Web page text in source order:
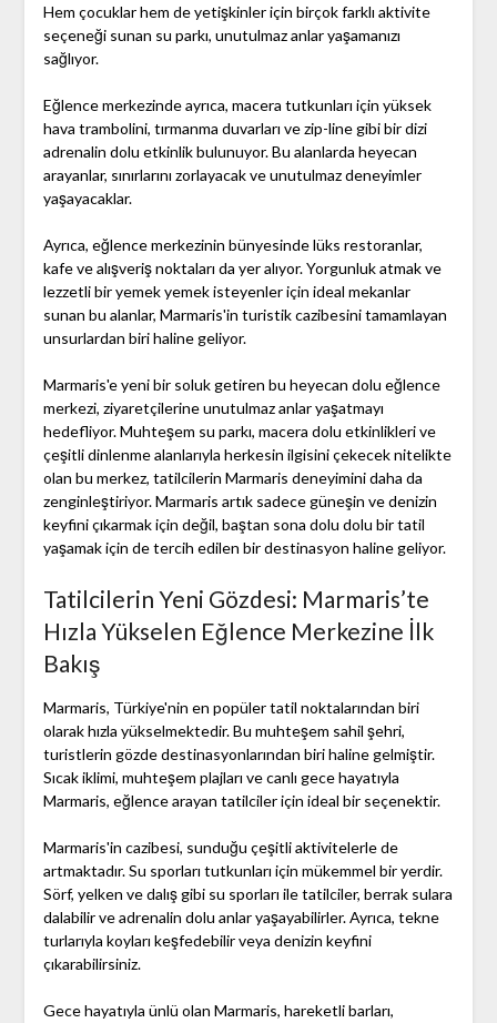
Hem çocuklar hem de yetişkinler için birçok farklı aktivite
seçeneği sunan su parkı, unutulmaz anlar yaşamanızı
sağlıyor.
Eğlence merkezinde ayrıca, macera tutkunları için yüksek
hava trambolini, tırmanma duvarları ve zip-line gibi bir dizi
adrenalin dolu etkinlik bulunuyor. Bu alanlarda heyecan
arayanlar, sınırlarını zorlayacak ve unutulmaz deneyimler
yaşayacaklar.
Ayrıca, eğlence merkezinin bünyesinde lüks restoranlar,
kafe ve alışveriş noktaları da yer alıyor. Yorgunluk atmak ve
lezzetli bir yemek yemek isteyenler için ideal mekanlar
sunan bu alanlar, Marmaris'in turistik cazibesini tamamlayan
unsurlardan biri haline geliyor.
Marmaris'e yeni bir soluk getiren bu heyecan dolu eğlence
merkezi, ziyaretçilerine unutulmaz anlar yaşatmayı
hedefliyor. Muhteşem su parkı, macera dolu etkinlikleri ve
çeşitli dinlenme alanlarıyla herkesin ilgisini çekecek nitelikte
olan bu merkez, tatilcilerin Marmaris deneyimini daha da
zenginleştiriyor. Marmaris artık sadece güneşin ve denizin
keyfini çıkarmak için değil, baştan sona dolu dolu bir tatil
yaşamak için de tercih edilen bir destinasyon haline geliyor.
Tatilcilerin Yeni Gözdesi: Marmaris’te
Hızla Yükselen Eğlence Merkezine İlk
Bakış
Marmaris, Türkiye'nin en popüler tatil noktalarından biri
olarak hızla yükselmektedir. Bu muhteşem sahil şehri,
turistlerin gözde destinasyonlarından biri haline gelmiştir.
Sıcak iklimi, muhteşem plajları ve canlı gece hayatıyla
Marmaris, eğlence arayan tatilciler için ideal bir seçenektir.
Marmaris'in cazibesi, sunduğu çeşitli aktivitelerle de
artmaktadır. Su sporları tutkunları için mükemmel bir yerdir.
Sörf, yelken ve dalış gibi su sporları ile tatilciler, berrak sulara
dalabilir ve adrenalin dolu anlar yaşayabilirler. Ayrıca, tekne
turlarıyla koyları keşfedebilir veya denizin keyfini
çıkarabilirsiniz.
Gece hayatıyla ünlü olan Marmaris, hareketli barları,